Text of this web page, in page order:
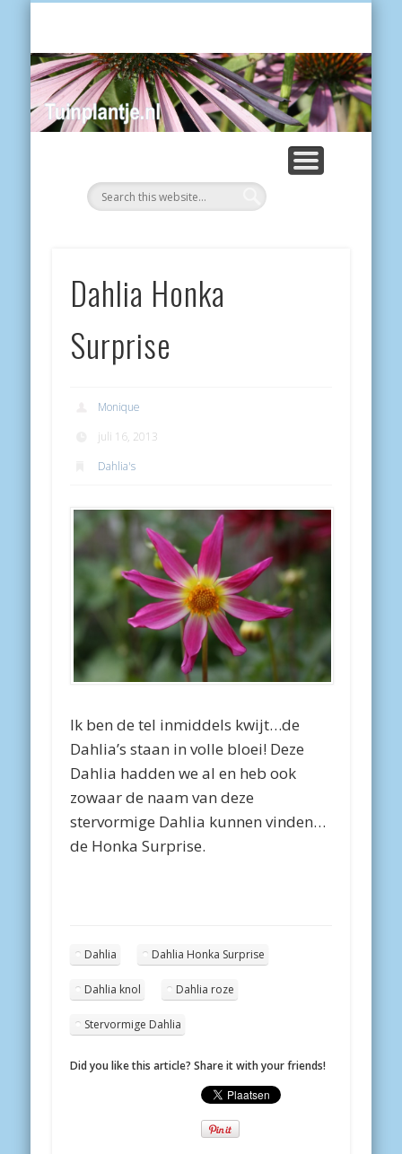
Dahlia Honka
Surprise
Monique
juli 16, 2013
Dahlia's
Ik ben de tel inmiddels kwijt…de
Dahlia’s staan in volle bloei! Deze
Dahlia hadden we al en heb ook
zowaar de naam van deze
stervormige Dahlia kunnen vinden…
de Honka Surprise.
Dahlia Dahlia Honka Surprise
Dahlia knol Dahlia roze
Stervormige Dahlia
Did you like this article? Share it with your friends!